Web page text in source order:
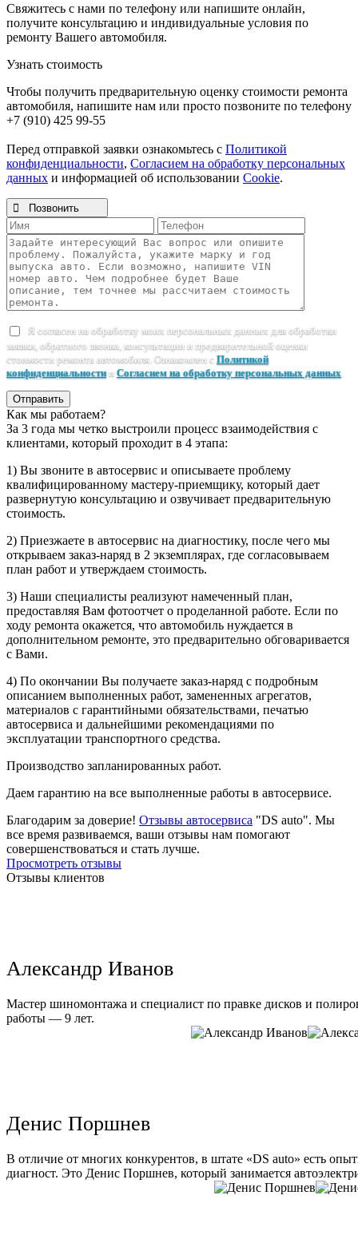
Свяжитесь с нами по телефону или напишите онлайн,
получите консультацию и индивидуальные условия по
ремонту Вашего автомобиля.
Узнать стоимость
Чтобы получить предварительную оценку стоимости ремонта
автомобиля, напишите нам или просто позвоните по телефону
+7 (910) 425 99-55
Перед отправкой заявки ознакомьтесь с Политикой
конфиденциальности, Согласием на обработку персональных
данных и информацией об использовании Cookie.
 Позвонить
Я согласен на обработку моих персональных данных для обработки
заявки, обратного звонка, консультации и предварительной оценки
стоимости ремонта автомобиля. Ознакомлен с Политикой
конфиденциальностии Согласием на обработку персональных данных
Отправить
Как мы работаем?
За 3 года мы четко выстроили процесс взаимодействия с
клиентами, который проходит в 4 этапа:
1) Вы звоните в автосервис и описываете проблему
квалифицированному мастеру-приемщику, который дает
развернутую консультацию и озвучивает предварительную
стоимость.
2) Приезжаете в автосервис на диагностику, после чего мы
открываем заказ-наряд в 2 экземплярах, где согласовываем
план работ и утверждаем стоимость.
3) Наши специалисты реализуют намеченный план,
предоставляя Вам фотоотчет о проделанной работе. Если по
ходу ремонта окажется, что автомобиль нуждается в
дополнительном ремонте, это предварительно обговаривается
с Вами.
4) По окончании Вы получаете заказ-наряд с подробным
описанием выполненных работ, замененных агрегатов,
материалов с гарантийными обязательствами, печатью
автосервиса и дальнейшими рекомендациями по
эксплуатации транспортного средства.
Производство запланированных работ.
Даем гарантию на все выполненные работы в автосервисе.
Благодарим за доверие! Отзывы автосервиса "DS auto". Мы
все время развиваемся, ваши отзывы нам помогают
совершенствоваться и стать лучше.
Просмотреть отзывы
Отзывы клиентов
Александр Иванов
Мастер шиномонтажа и специалист по правке дисков и
работы — 9 лет.
Денис Поршнев
В отличие от многих конкурентов, в штате «DS auto» есть
диагност. Это Денис Поршнев, который занимается